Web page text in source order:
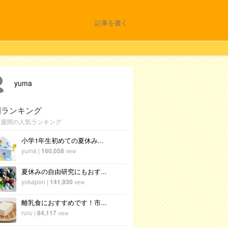
記事を書く
yuma
ンキング
間の人気ランキング
小学1年生初めての夏休み...
yuma | 160,058 view
夏休みの自由研究にもおす...
yokapon | 141,930 view
離乳食におすすめです！市...
ruru | 84,117 view